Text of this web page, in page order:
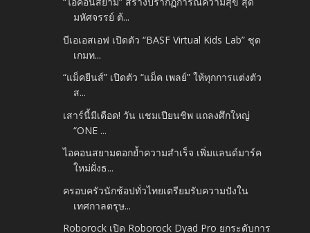
มหัศจรรย์ ต้...
บีเอเอสเอฟ เปิดตัว “BASF Virtual Kids Lab” ชุด
เกมท...
“แม็คยีนส์” เปิดตัว “แม็ค เพลย์” ให้ทุกการแต่งตัว
ส...
เสาร์นี้มีเดือด! วัน แชมเปียนชิพ แถลงศึกใหญ่
“ONE ...
ไอคอนสยามตอกย้ำความสำเร็จ เพิ่มแลนด์มาร์ค
ใหม่ฝั่งธ...
ครอบครัวนักช้อปทั่วไทยเตรียมรับความปังใน
เทศกาลตรุษ...
Roborock เปิด Roborock Dyad Pro ยกระดับการ